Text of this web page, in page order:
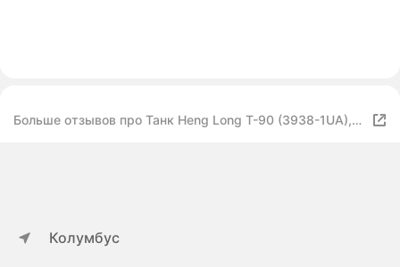
Больше отзывов про Танк Heng Long T-90 (3938-1UA),
Колумбус